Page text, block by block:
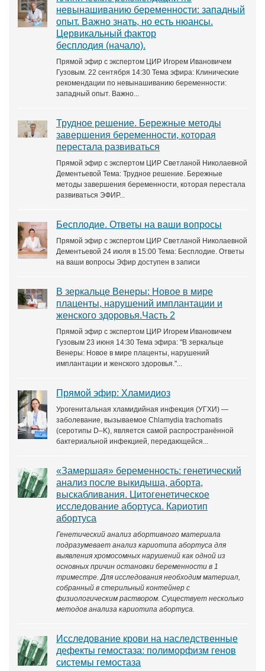
невынашиванию беременности: западный
опыт. Важно знать, но есть нюансы.
Цервикальный фактор
бесплодия (начало).
Прямой эфир с экспертом ЦИР Игорем Ивановичем
Гузовым. 22 сентября 14:30 Тема эфира: Клинические
рекомендации по невынашиванию беременности:
западный опыт. Важно...
Трудное решение. Бережные методы
завершения беременности, которая
перестала развиваться
Прямой эфир с экспертом ЦИР Светланой Николаевной
Дементьевой Тема: Трудное решение. Бережные
методы завершения беременности, которая перестала
развиваться ЭФИР...
Бесплодие. Ответы на ваши вопросы
Прямой эфир с экспертом ЦИР Светланой Николаевной
Дементьевой 24 июля в 15:00 Тема: Бесплодие. Ответы
на ваши вопросы Эфир доступен в записи
В зеркальце Венеры: Новое в мире
плаценты, нарушений имплантации и
женского здоровья.Часть 2
Прямой эфир с экспертом ЦИР Игорем Ивановичем
Гузовым 23 июня 14:30 Тема эфира: "В зеркальце
Венеры: Новое в мире плаценты, нарушений
имплантации и женского здоровья."...
Прямой эфир: Хламидиоз
Урогенитальная хламидийная инфекция (УГХИ) —
заболевание, вызываемое Chlamydia trachomatis
(серотипы D–K), является самой распространённой
бактериальной инфекцией, передающейся...
«Замершая» беременность: генетический
анализ после выкидыша, аборта,
выскабливания. Цитогенетическое
исследование абортуса. Кариотип
абортуса
Генетический анализ абортивного материала
подразумевает анализ кариотипа абортуса для
выявления хромосомных нарушений как одной из
основных причин остановки беременности в 1
триместре. Для исследования необходим материал,
собранный в стерильный контейнер с
физиологическим раствором. Существует несколько
методов анализа кариотипа абортуса.
Исследование крови на наследственные
дефекты гемостаза: полиморфизм генов
системы гемостаза